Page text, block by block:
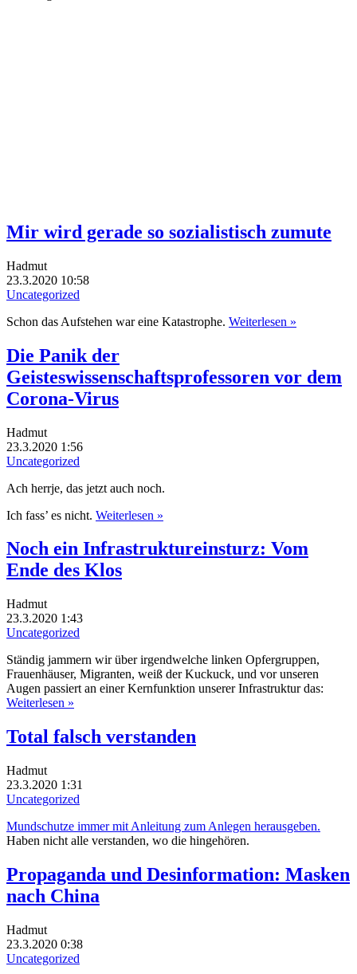
Mir wird gerade so sozialistisch zumute
Hadmut
23.3.2020 10:58
Uncategorized
Schon das Aufstehen war eine Katastrophe. Weiterlesen »
Die Panik der
Geisteswissenschaftsprofessoren vor dem
Corona-Virus
Hadmut
23.3.2020 1:56
Uncategorized
Ach herrje, das jetzt auch noch.
Ich fass’ es nicht. Weiterlesen »
Noch ein Infrastruktureinsturz: Vom
Ende des Klos
Hadmut
23.3.2020 1:43
Uncategorized
Ständig jammern wir über irgendwelche linken Opfergruppen,
Frauenhäuser, Migranten, weiß der Kuckuck, und vor unseren
Augen passiert an einer Kernfunktion unserer Infrastruktur das:
Weiterlesen »
Total falsch verstanden
Hadmut
23.3.2020 1:31
Uncategorized
Mundschutze immer mit Anleitung zum Anlegen herausgeben.
Haben nicht alle verstanden, wo die hingehören.
Propaganda und Desinformation: Masken
nach China
Hadmut
23.3.2020 0:38
Uncategorized